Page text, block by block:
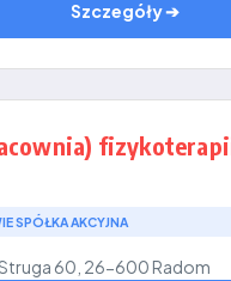
Szczegóły ➔
SPÓŁKA AKCYJNA
60, 26-600 Radom